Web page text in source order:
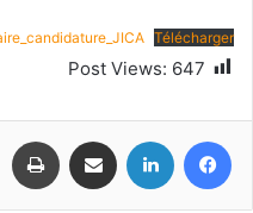
Télécharger
Post Views: 647
فيسبوك لينكدإن مشاركة عبر البريد